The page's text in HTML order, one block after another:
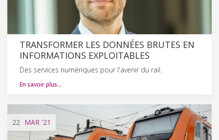
TRANSFORMER LES DONNÉES BRUTES EN
INFORMATIONS EXPLOITABLES
Des services numériques pour l'avenir du rail.
En savoir plus…
22 MAR '21